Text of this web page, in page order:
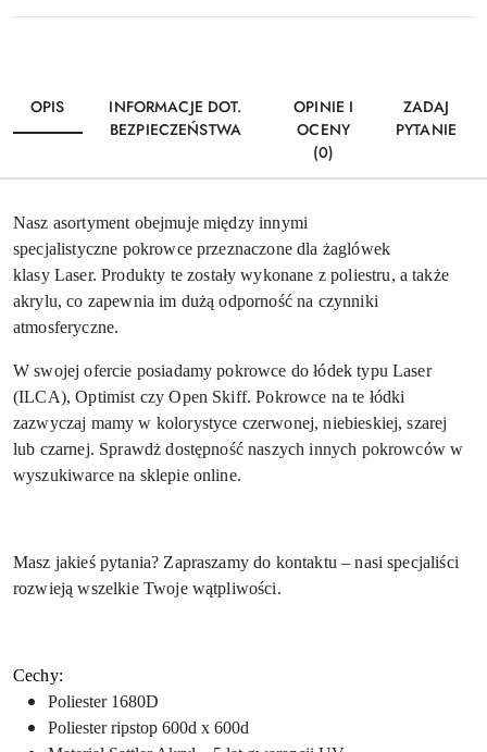
OPIS
INFORMACJE DOT.
BEZPIECZEŃSTWA
OPINIE I
OCENY
(0)
ZADAJ
PYTANIE
Nasz asortyment obejmuje między innymi
specjalistyczne pokrowce przeznaczone dla żaglówek
klasy Laser. Produkty te zostały wykonane z poliestru, a także
akrylu, co zapewnia im dużą odporność na czynniki
atmosferyczne.
W swojej ofercie posiadamy pokrowce do łódek typu Laser
(ILCA), Optimist czy Open Skiff. Pokrowce na te łódki
zazwyczaj mamy w kolorystyce czerwonej, niebieskiej, szarej
lub czarnej. Sprawdż dostępność naszych innych pokrowców w
wyszukiwarce na sklepie online.
Masz jakieś pytania? Zapraszamy do kontaktu – nasi specjaliści
rozwieją wszelkie Twoje wątpliwości.
Cechy:
Poliester 1680D
Poliester ripstop 600d x 600d